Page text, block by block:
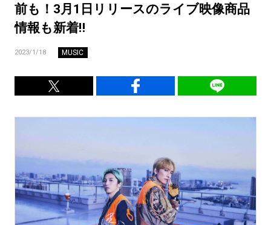
前も！3月1日リリースのライブ映像商品
情報も新着‼
2023/1/18 MUSIC